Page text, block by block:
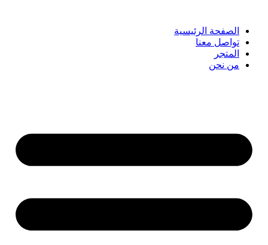
الصفحة الرئيسية
تواصل معنا
المتجر
من نحن